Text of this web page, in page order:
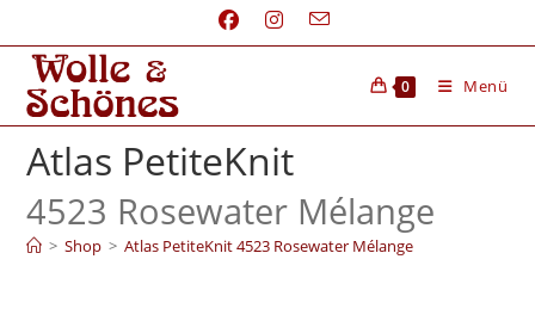
0 Menü
Atlas PetiteKnit
4523 Rosewater Mélange
> Shop > Atlas PetiteKnit 4523 Rosewater Mélange